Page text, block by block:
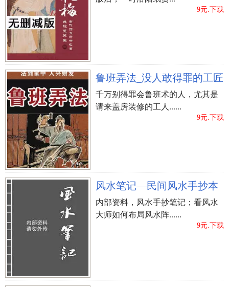
9元.下载
鲁班弄法_没人敢得罪的工匠
千万别得罪会鲁班术的人，尤其是
请来盖房装修的工人......
9元.下载
风水笔记—民间风水手抄本
内部资料，风水手抄笔记；看风水
大师如何布局风水阵......
9元.下载